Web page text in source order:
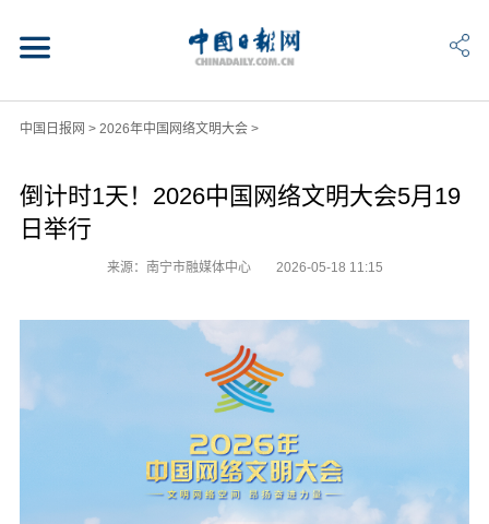
中国日报网 > 2026年中国网络文明大会>
倒计时1天！2026中国网络文明大会5月19
日举行
来源：南宁市融媒体中心 2026-05-18 11:15